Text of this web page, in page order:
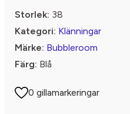
Storlek: 38
Kategori: Klänningar
Märke: Bubbleroom
Färg: Blå
0 gillamarkeringar